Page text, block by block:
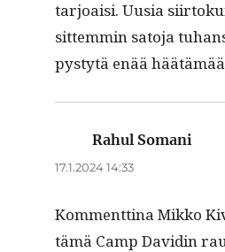
tar­joaisi. Uusia
sit­tem­min sato­ja
pystytä enää
Rahul Somani
17.1.2024 14:33
Kom­ment­ti­na Mikko
tämä Camp Davidin